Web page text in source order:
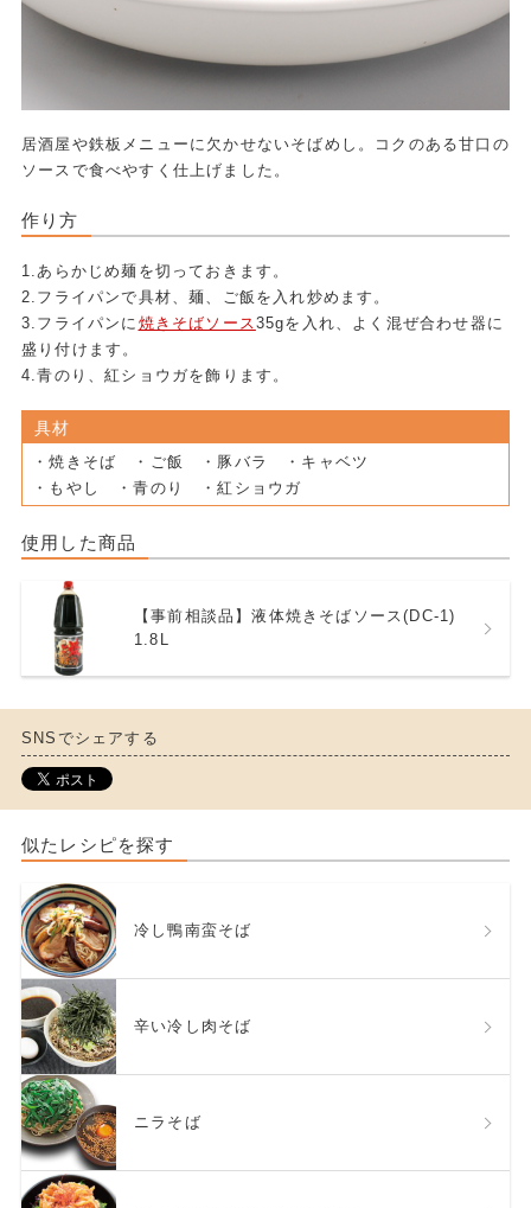
居酒屋や鉄板メニューに欠かせないそばめし。コクのある甘口の
ソースで食べやすく仕上げました。
作り方
1.あらかじめ麺を切っておきます。
2.フライパンで具材、麺、ご飯を入れ炒めます。
3.フライパンに 焼きそばソース35gを入れ、よく混ぜ合わせ器に
盛り付けます。
4.青のり、紅ショウガを飾ります。
具材
・焼きそば ・ご飯 ・豚バラ ・キャベツ
・もやし ・青のり ・紅ショウガ
使用した商品
【事前相談品】液体焼きそばソース(DC-1)
1.8L
SNSでシェアする
似たレシピを探す
冷し鴨南蛮そば
辛い冷し肉そば
ニラそば